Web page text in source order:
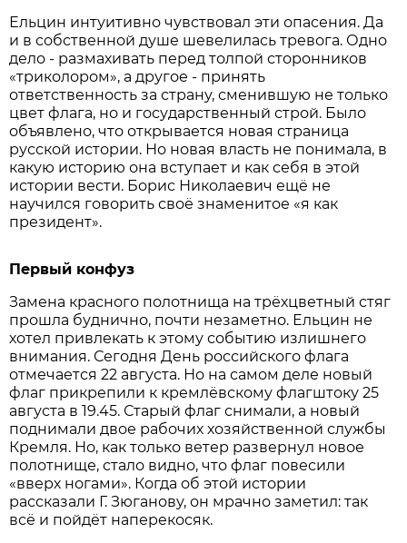
Ельцин интуитивно чувствовал эти опасения. Да
и в собственной душе шевелилась тревога. Одно
дело - размахивать перед толпой сторонников
«триколором», а другое - принять
ответственность за страну, сменившую не только
цвет флага, но и государственный строй. Было
объявлено, что открывается новая страница
русской истории. Но новая власть не понимала, в
какую историю она вступает и как себя в этой
истории вести. Борис Николаевич ещё не
научился говорить своё знаменитое «я как
президент».
Первый конфуз
Замена красного полотнища на трёхцветный стяг
прошла буднично, почти незаметно. Ельцин не
хотел привлекать к этому событию излишнего
внимания. Сегодня День российского флага
отмечается 22 августа. Но на самом деле новый
флаг прикрепили к кремлёвскому флагштоку 25
августа в 19.45. Старый флаг снимали, а новый
поднимали двое рабочих хозяйственной службы
Кремля. Но, как только ветер развернул новое
полотнище, стало видно, что флаг повесили
«вверх ногами». Когда об этой истории
рассказали Г. Зюганову, он мрачно заметил: так
всё и пойдёт наперекосяк.